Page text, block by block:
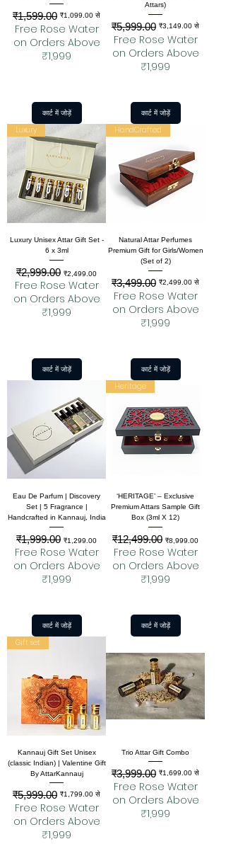
नियमित मूल्य
₹1,599.00 ₹1,099.00 से
बिक्री मूल्य
Free Rose Water
on Orders Above
₹1,999
कार्ट में जोड़ें
Attars)
नियमित मूल्य
₹5,999.00 ₹3,149.00 से
बिक्री मूल्य
Free Rose Water
on Orders Above
₹1,999
कार्ट में जोड़ें
Luxury
Luxury Unisex Attar Gift Set -
6 x 3ml
नियमित मूल्य
₹2,999.00 बिक्री मूल्य
₹2,499.00
Free Rose Water
on Orders Above
₹1,999
कार्ट में जोड़ें
HandCrafted
Natural Attar Perfumes
Premium Gift for Girls/Women
(Set of 2)
नियमित मूल्य
₹3,499.00 ₹2,499.00 से
बिक्री मूल्य
Free Rose Water
on Orders Above
₹1,999
कार्ट में जोड़ें
Eau De Parfum | Discovery
Set | 5 Fragrance |
Handcrafted in Kannauj, India
नियमित मूल्य
₹1,999.00 बिक्री मूल्य
₹1,299.00
Free Rose Water
on Orders Above
₹1,999
कार्ट में जोड़ें
Heritage
‘HERITAGE’ – Exclusive
Premium Attars Sample Gift
Box (3ml X 12)
नियमित मूल्य
₹12,499.00 बिक्री मूल्य
₹8,999.00
Free Rose Water
on Orders Above
₹1,999
कार्ट में जोड़ें
Gift set
Kannauj Gift Set Unisex
(classic Indian) | Valentine Gift
By AttarKannauj
नियमित मूल्य
₹5,999.00 ₹1,799.00 से
बिक्री मूल्य
Free Rose Water
on Orders Above
₹1,999
Trio Attar Gift Combo
नियमित मूल्य
₹3,999.00 ₹1,699.00 से
बिक्री मूल्य
Free Rose Water
on Orders Above
₹1,999